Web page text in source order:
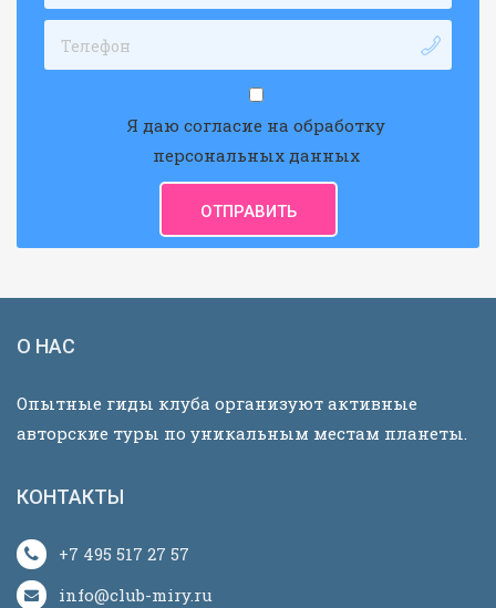
Я даю согласие на обработку
персональных данных
О НАС
Опытные гиды клуба организуют активные
авторские туры по уникальным местам планеты.
КОНТАКТЫ
+7 495 517 27 57
info@club-miry.ru